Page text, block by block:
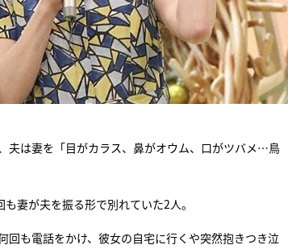
夫は妻を「目がカラス、鼻がオウム、口がツバメ…鳥
妻が夫を振る形で別れていた2人。
も電話をかけ、彼女の自宅に行くや突然抱きつき泣